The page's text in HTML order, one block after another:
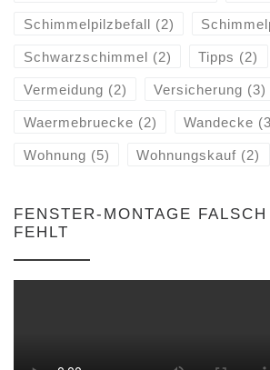
Schimmelpilzbefall (2)
Schwarzschimmel (2) Tipps (2)
Vermeidung (2) Versicherung (3)
Waermebruecke (2) Wandecke
Wohnung (5) Wohnungskauf (2)
FENSTER-MONTAGE
FEHLT